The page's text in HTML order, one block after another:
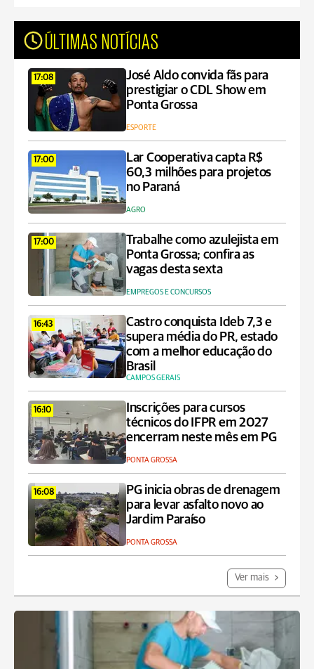
ÚLTIMAS NOTÍCIAS
17:08
José Aldo convida fãs para
prestigiar o CDL Show em
Ponta Grossa
ESPORTE
17:00
Lar Cooperativa capta R$
60,3 milhões para projetos
no Paraná
AGRO
17:00
Trabalhe como azulejista em
Ponta Grossa; confira as
vagas desta sexta
EMPREGOS E CONCURSOS
16:43
Castro conquista Ideb 7,3 e
supera média do PR, estado
com a melhor educação do
Brasil
CAMPOS GERAIS
16:10
Inscrições para cursos
técnicos do IFPR em 2027
encerram neste mês em PG
PONTA GROSSA
16:08
PG inicia obras de drenagem
para levar asfalto novo ao
Jardim Paraíso
PONTA GROSSA
Ver mais